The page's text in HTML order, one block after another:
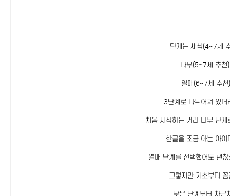
단계는 새싹(4~7세
나무(5~7세 추천
열매(6~7세 추천)
3단계로 나뉘어져 있더
처음 시작하는 거라 나무 단계
한글을 조금 아는 아이
열매 단계를 선택했어도 괜
그렇지만 기초부터
낮은 단계부터 차근